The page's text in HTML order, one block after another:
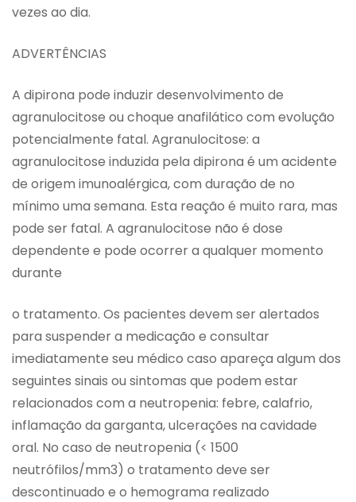
vezes ao dia.
ADVERTÊNCIAS
A dipirona pode induzir desenvolvimento de
agranulocitose ou choque anafilático com evolução
potencialmente fatal. Agranulocitose: a
agranulocitose induzida pela dipirona é um acidente
de origem imunoalérgica, com duração de no
mínimo uma semana. Esta reação é muito rara, mas
pode ser fatal. A agranulocitose não é dose
dependente e pode ocorrer a qualquer momento
durante
o tratamento. Os pacientes devem ser alertados
para suspender a medicação e consultar
imediatamente seu médico caso apareça algum dos
seguintes sinais ou sintomas que podem estar
relacionados com a neutropenia: febre, calafrio,
inflamação da garganta, ulcerações na cavidade
oral. No caso de neutropenia (< 1500
neutrófilos/mm3) o tratamento deve ser
descontinuado e o hemograma realizado